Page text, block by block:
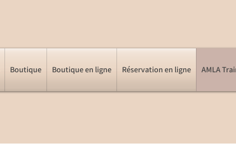
Boutique Boutique en ligne Réservation en ligne AMLA